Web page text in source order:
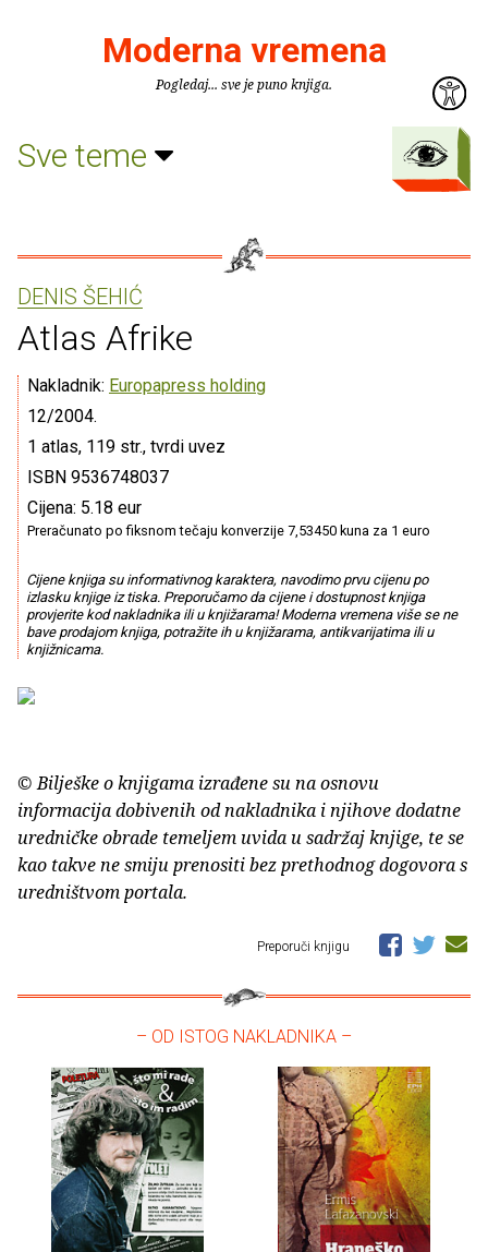
Moderna vremena
Pogledaj... sve je puno knjiga.
Sve teme
DENIS ŠEHIĆ
Atlas Afrike
Nakladnik: Europapress holding
12/2004.
1 atlas, 119 str., tvrdi uvez
ISBN 9536748037
Cijena: 5.18 eur
Preračunato po fiksnom tečaju konverzije 7,53450 kuna za 1 euro
Cijene knjiga su informativnog karaktera, navodimo prvu cijenu po
izlasku knjige iz tiska. Preporučamo da cijene i dostupnost knjiga
provjerite kod nakladnika ili u knjižarama! Moderna vremena više se ne
bave prodajom knjiga, potražite ih u knjižarama, antikvarijatima ili u
knjižnicama.
© Bilješke o knjigama izrađene su na osnovu
informacija dobivenih od nakladnika i njihove dodatne
uredničke obrade temeljem uvida u sadržaj knjige, te se
kao takve ne smiju prenositi bez prethodnog dogovora s
uredništvom portala.
Preporuči knjigu
– OD ISTOG NAKLADNIKA –